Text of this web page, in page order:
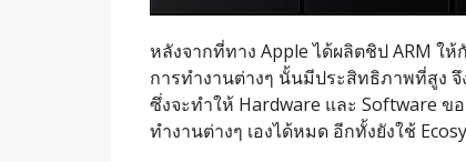
หลังจากที่ทาง Apple ได้ผลิตชิป ARM ใ
การทำงานต่างๆ นั้นมีประสิทธิภาพที่สูง
ซึ่งจะทำให้ Hardware และ Software
ทำงานต่างๆ เองได้หมด อีกทั้งยังใช้